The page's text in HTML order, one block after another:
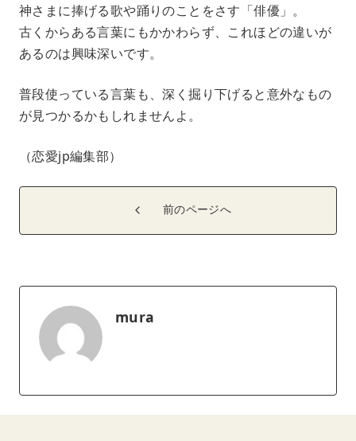
神さまに捧げる歌や踊りのことをさす「俳優」。
古くからある言葉にもかかわらず、これほどの違いが
あるのは興味深いです。
普段使っている言葉も、深く掘り下げると意外なもの
が見つかるかもしれませんよ。
（恋愛jp編集部）
前のページへ
mura